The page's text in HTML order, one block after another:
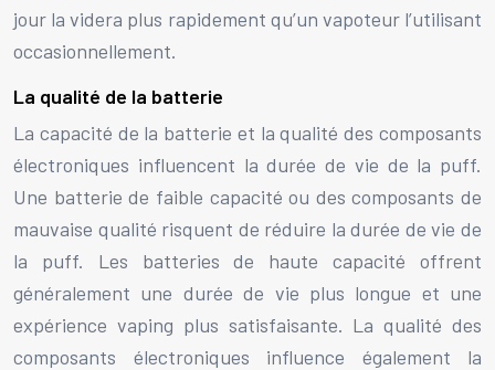
jour la videra plus rapidement qu’un vapoteur l’utilisant
occasionnellement.
La qualité de la batterie
La capacité de la batterie et la qualité des composants
électroniques influencent la durée de vie de la puff.
Une batterie de faible capacité ou des composants de
mauvaise qualité risquent de réduire la durée de vie de
la puff. Les batteries de haute capacité offrent
généralement une durée de vie plus longue et une
expérience vaping plus satisfaisante. La qualité des
composants électroniques influence également la